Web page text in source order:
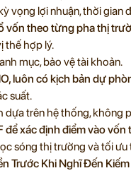
vọng lợi nhuận, thời gian
vốn theo từng pha thị
thế hợp lý.
mục, bảo vệ tài khoản.
luôn có kịch bản dự
suất.
dựa trên hệ thống, không
xác định điểm vào vốn
sóng thị trường và tối ưu
Trước Khi Nghĩ Đến Kiếm